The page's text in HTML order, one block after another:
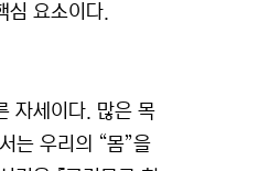
심 요소이다.
자세이다. 많은 목
는 우리의 “몸”을